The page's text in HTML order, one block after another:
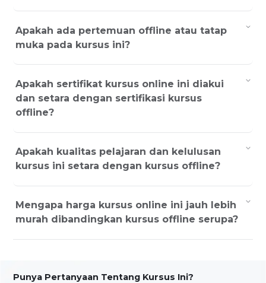
Apakah ada pertemuan offline atau tatap
muka pada kursus ini?
Apakah sertifikat kursus online ini diakui
dan setara dengan sertifikasi kursus
offline?
Apakah kualitas pelajaran dan kelulusan
kursus ini setara dengan kursus offline?
Mengapa harga kursus online ini jauh lebih
murah dibandingkan kursus offline serupa?
Punya Pertanyaan Tentang Kursus Ini?